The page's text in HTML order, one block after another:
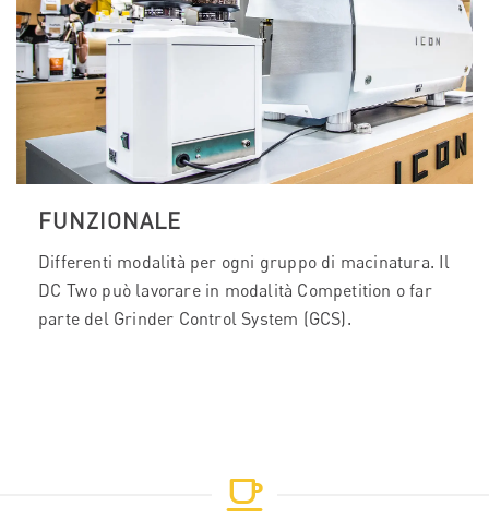
FUNZIONALE
Differenti modalità per ogni gruppo di macinatura. Il
DC Two può lavorare in modalità Competition o far
parte del Grinder Control System (GCS).